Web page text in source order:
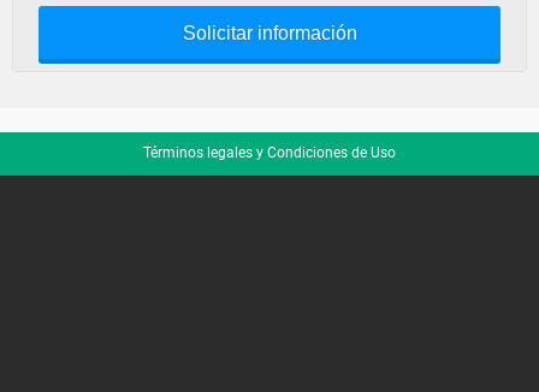
Solicitar información
Términos legales y Condiciones de Uso